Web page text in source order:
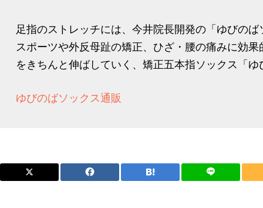
足指のストレッチには、今井院長開発の「ゆびの
スポーツや外反母趾の矯正、ひざ・腰の痛みに効
をきちんと伸ばしていく、矯正五本指ソックス「
ゆびのばソックス通販